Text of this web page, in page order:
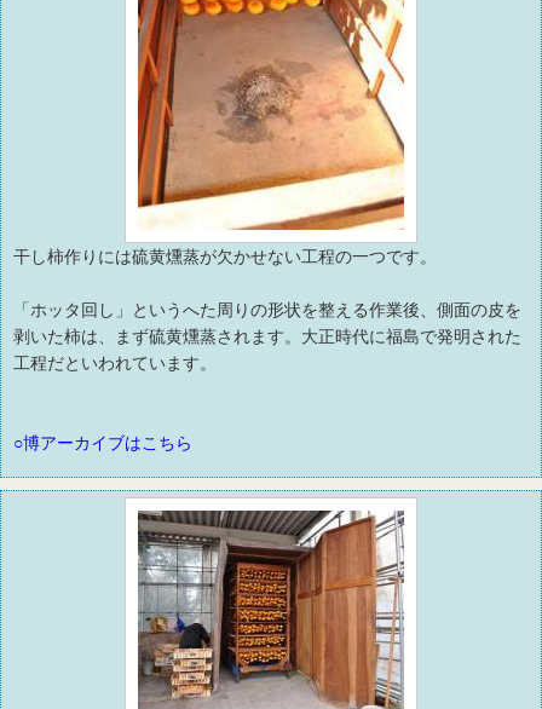
干し柿作りには硫黄燻蒸が欠かせない工程の一つです。
「ホッタ回し」というへた周りの形状を整える作業後、側面の皮を
剥いた柿は、まず硫黄燻蒸されます。大正時代に福島で発明された
工程だといわれています。
○博アーカイブはこちら